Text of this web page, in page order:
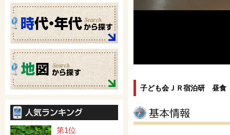
子ども会ＪＲ宿泊研 昼食
第1位